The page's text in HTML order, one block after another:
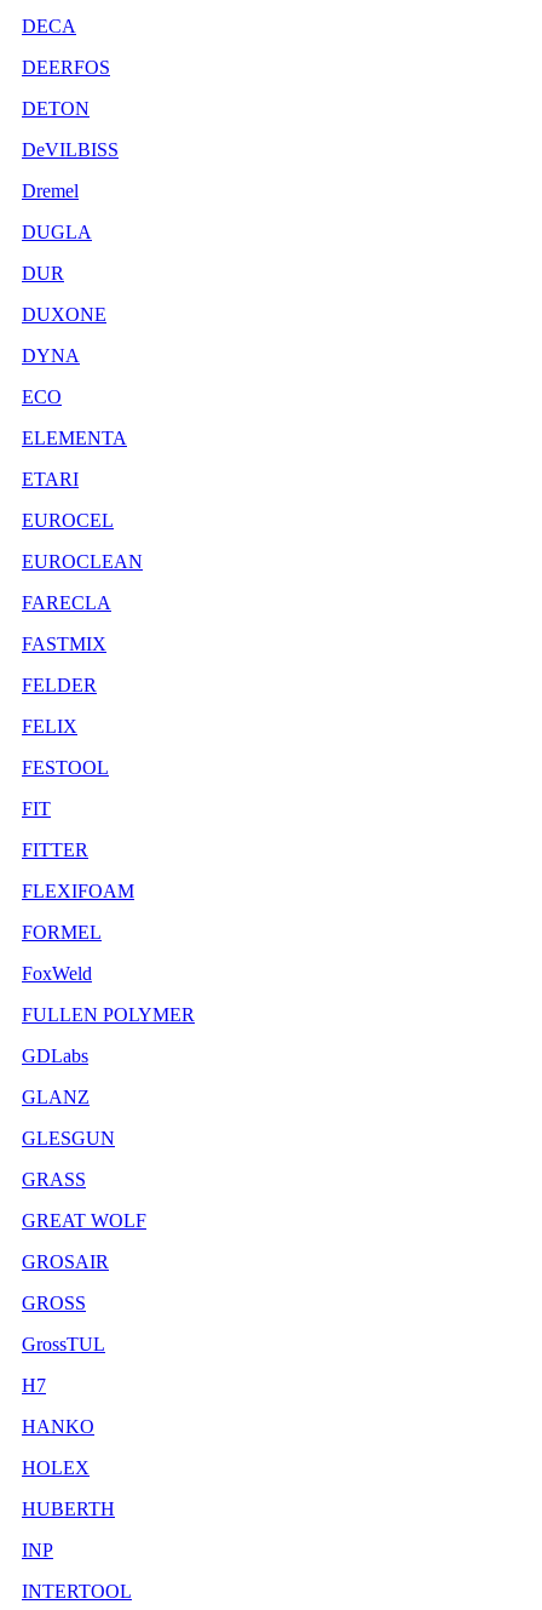
DECA
DEERFOS
DETON
DeVILBISS
Dremel
DUGLA
DUR
DUXONE
DYNA
ECO
ELEMENTA
ETARI
EUROCEL
EUROCLEAN
FARECLA
FASTMIX
FELDER
FELIX
FESTOOL
FIT
FITTER
FLEXIFOAM
FORMEL
FoxWeld
FULLEN POLYMER
GDLabs
GLANZ
GLESGUN
GRASS
GREAT WOLF
GROSAIR
GROSS
GrossTUL
H7
HANKO
HOLEX
HUBERTH
INP
INTERTOOL